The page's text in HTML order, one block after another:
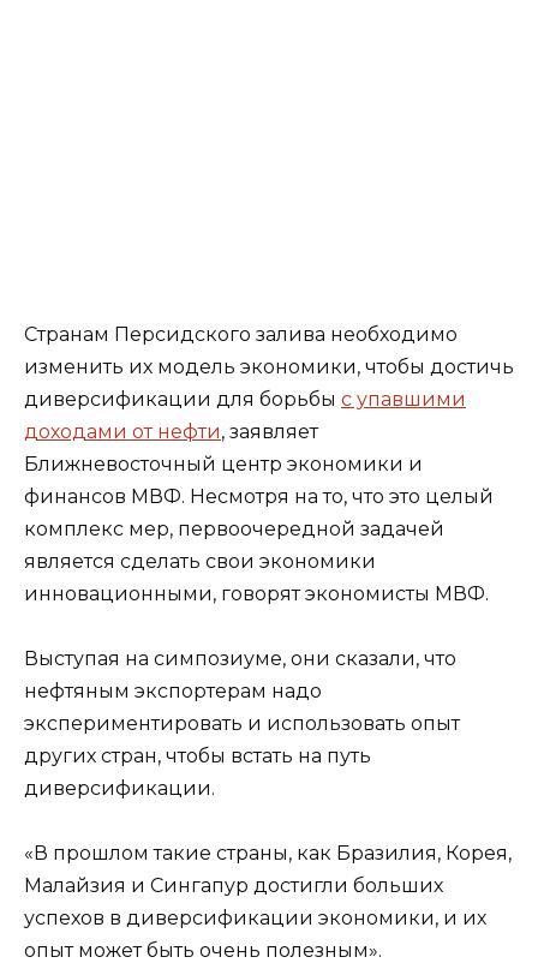
Странам Персидского залива необходимо
изменить их модель экономики, чтобы достичь
диверсификации для борьбы с упавшими
доходами от нефти, заявляет
Ближневосточный центр экономики и
финансов МВФ. Несмотря на то, что это целый
комплекс мер, первоочередной задачей
является сделать свои экономики
инновационными, говорят экономисты МВФ.
Выступая на симпозиуме, они сказали, что
нефтяным экспортерам надо
экспериментировать и использовать опыт
других стран, чтобы встать на путь
диверсификации.
«В прошлом такие страны, как Бразилия, Корея,
Малайзия и Сингапур достигли больших
успехов в диверсификации экономики, и их
опыт может быть очень полезным».